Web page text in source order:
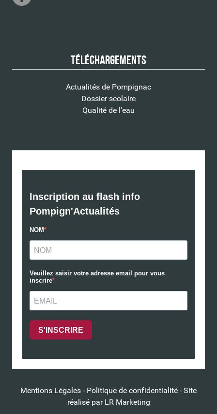
Téléchargements
Actualités de Pompignac
Dossier scolaire
Qualité de l'eau
Mentions Légales - Politique de confidentialité - Site
réalisé par LR Marketing